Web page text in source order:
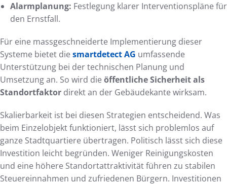
Alarmplanung: Festlegung klarer Interventionspläne für
den Ernstfall.
Für eine massgeschneiderte Implementierung dieser
Systeme bietet diesmartdetect AG umfassende
Unterstützung bei der technischen Planung und
Umsetzung an. So wird dieöffentliche Sicherheit als
Standortfaktor direkt an der Gebäudekante wirksam.
Skalierbarkeit ist bei diesen Strategien entscheidend. Was
beim Einzelobjekt funktioniert, lässt sich problemlos auf
ganze Stadtquartiere übertragen. Politisch lässt sich diese
Investition leicht begründen. Weniger Reinigungskosten
und eine höhere Standortattraktivität führen zu stabilen
Steuereinnahmen und zufriedenen Bürgern. Investitionen